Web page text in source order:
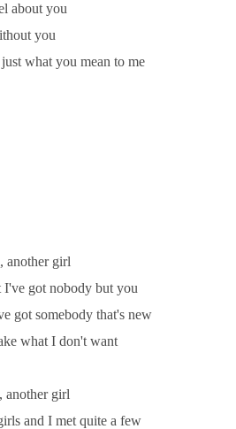
about you
you
what you mean to me
another girl
I've got nobody but you
got somebody that's new
what I don't want
another girl
and I met quite a few